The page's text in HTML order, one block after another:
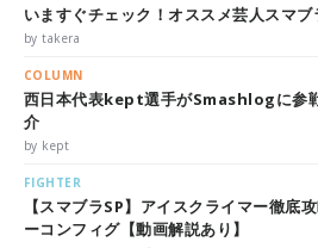
いますぐチェック！オススメ芸人スマブ
by takera
COLUMN
西日本代表kept選手がSmashlogに参
介
by kept
FIGHTER
【スマブラSP】アイスクライマー徹底
ーコンフィグ【動画解説あり】